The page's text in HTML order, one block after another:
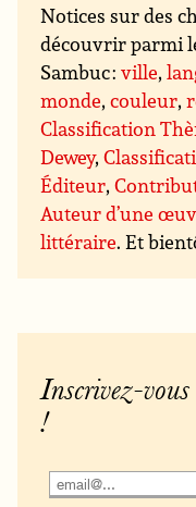
Notices sur des
découvrir parmi
Sambuc :ville,
monde,couleur,
Classification
Dewey,
Éditeur,
Auteur d’une
littéraire. Et
Inscrivez-
!